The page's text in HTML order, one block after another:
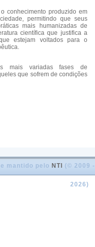
conhecimento produzido em
permitindo que seus
mais humanizadas de
científica que justifica a
estejam voltados para o
mais variadas fases de
que sofrem de condições
mantido pelo NTI (© 2009 -
2026)